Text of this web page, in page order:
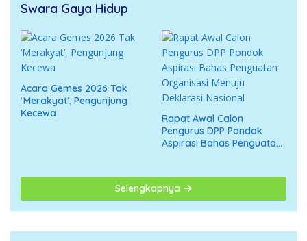
Swara Gaya Hidup
Acara Gemes 2026 Tak
‘Merakyat’, Pengunjung
Kecewa
Rapat Awal Calon
Pengurus DPP Pondok
Aspirasi Bahas Penguatan
Selengkapnya